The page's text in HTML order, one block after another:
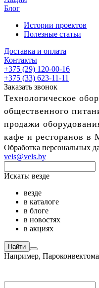
Блог
Истории проектов
Полезные статьи
Доставка и оплата
Контакты
+375 (29) 120-00-16
+375 (33) 623-11-11
Заказать звонок
Технологическое
общественного
продажи
кафе и ресторанов в
Обработка персональных
vels@vels.by
Искать: везде
везде
в каталоге
в блоге
в новостях
в акциях
Найти
Например,